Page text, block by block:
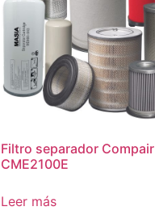
Filtro separador Compair
CME2100E
Leer más